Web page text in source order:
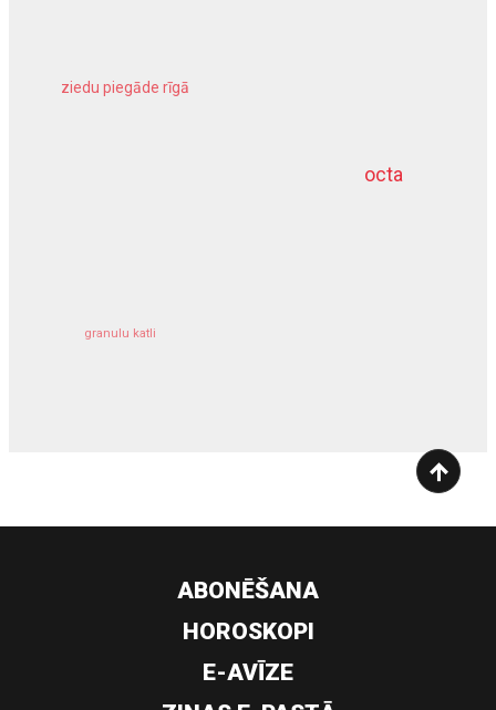
octa
ziedu piegāde rīgā
granulu katli
dziļurbums
ABONĒŠANA
HOROSKOPI
E-AVĪZE